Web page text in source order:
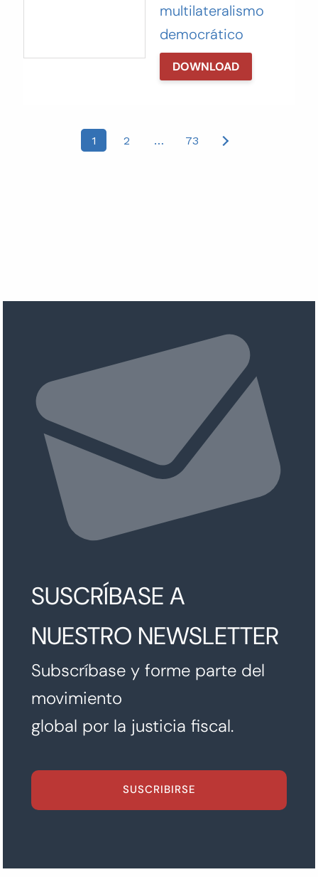
multilateralismo
democrático
DOWNLOAD
Posts 1 2 … 73
SUSCRÍBASE A
NUESTRO NEWSLETTER
Subscríbase y forme parte del
movimiento
global por la justicia fiscal.
SUSCRIBIRSE